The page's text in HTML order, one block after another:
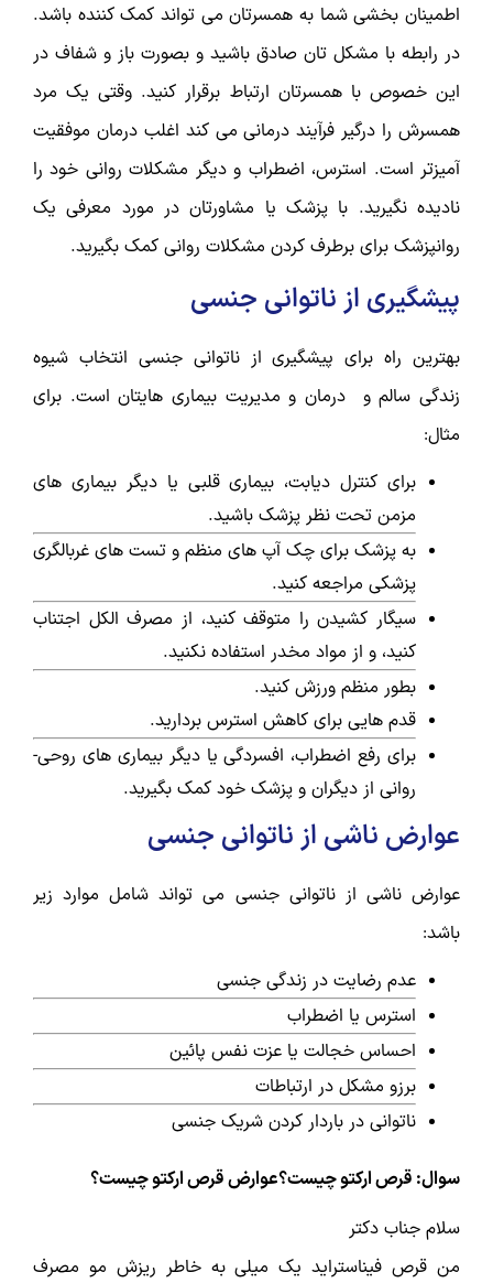
اطمینان بخشی شما به همسرتان می تواند کمک کننده باشد.
در رابطه با مشکل تان صادق باشید و بصورت باز و شفاف در
این خصوص با همسرتان ارتباط برقرار کنید. وقتی یک مرد
همسرش را درگیر فرآیند درمانی می کند اغلب درمان موفقیت
آمیزتر است. استرس، اضطراب و دیگر مشکلات روانی خود را
نادیده نگیرید. با پزشک یا مشاورتان در مورد معرفی یک
روانپزشک برای برطرف کردن مشکلات روانی کمک بگیرید.
پیشگیری از ناتوانی جنسی
بهترین راه برای پیشگیری از ناتوانی جنسی انتخاب شیوه
زندگی سالم و درمان و مدیریت بیماری هایتان است. برای
مثال:
برای کنترل دیابت، بیماری قلبی یا دیگر بیماری های
مزمن تحت نظر پزشک باشید.
به پزشک برای چک آپ های منظم و تست های غربالگری
پزشکی مراجعه کنید.
سیگار کشیدن را متوقف کنید، از مصرف الکل اجتناب
کنید، و از مواد مخدر استفاده نکنید.
بطور منظم ورزش کنید.
قدم هایی برای کاهش استرس بردارید.
برای رفع اضطراب، افسردگی یا دیگر بیماری های روحی-
روانی از دیگران و پزشک خود کمک بگیرید.
عوارض ناشی از ناتوانی جنسی
عوارض ناشی از ناتوانی جنسی می تواند شامل موارد زیر
باشد:
عدم رضایت در زندگی جنسی
استرس یا اضطراب
احساس خجالت یا عزت نفس پائین
برزو مشکل در ارتباطات
ناتوانی در باردار کردن شریک جنسی
سوال: قرص ارکتو چیست؟عوارض قرص ارکتو چیست؟
سلام جناب دکتر
من قرص فیناستراید یک میلی به خاطر ریزش مو مصرف